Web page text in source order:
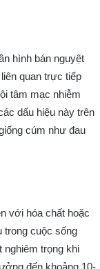
hình bán nguyệt
quan trực tiếp
tâm mạc nhiễm
dấu hiệu này trên
cúm như đau
với hóa chất hoặc
trong cuộc sống
nghiêm trọng khi